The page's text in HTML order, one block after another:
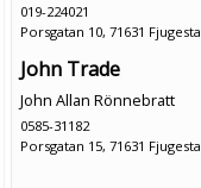
019-224021
Porsgatan 10, 71631 Fjugesta
John Trade
John Allan Rönnebratt
0585-31182
Porsgatan 15, 71631 Fjugesta